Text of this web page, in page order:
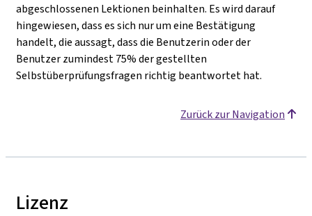
abgeschlossenen Lektionen beinhalten. Es wird darauf
hingewiesen, dass es sich nur um eine Bestätigung
handelt, die aussagt, dass die Benutzerin oder der
Benutzer zumindest 75% der gestellten
Selbstüberprüfungsfragen richtig beantwortet hat.
Zurück zur Navigation
Lizenz